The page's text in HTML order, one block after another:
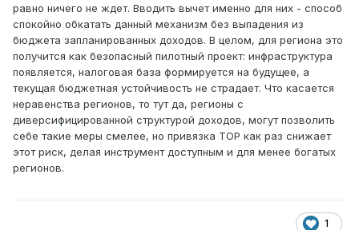
равно ничего не ждет. Вводить вычет именно для них - способ
спокойно обкатать данный механизм без выпадения из
бюджета запланированных доходов. В целом, для региона это
получится как безопасный пилотный проект: инфраструктура
появляется, налоговая база формируется на будущее, а
текущая бюджетная устойчивость не страдает. Что касается
неравенства регионов, то тут да, регионы с
диверсифицированной структурой доходов, могут позволить
себе такие меры смелее, но привязка ТОР как раз снижает
этот риск, делая инструмент доступным и для менее богатых
регионов.
1